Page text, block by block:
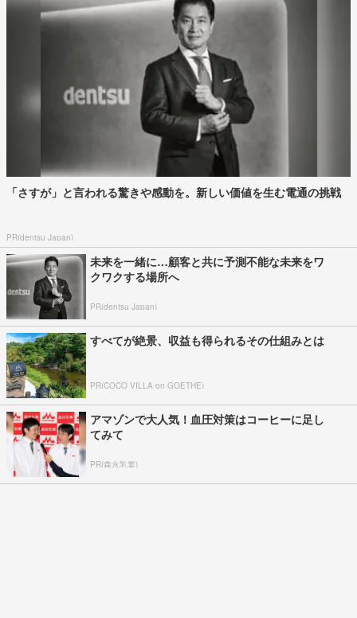
「さすが」と言われる驚きや感動を。新しい価値を生む電通の挑戦
PR(dentsu Japan)
未来を一緒に…顧客と共に予測不能な未来をワ
クワクする場所へ
PR(dentsu Japan)
すべてが絶景、収益も得られるその仕組みとは
PR(COCO VILLA on GOETHE)
アマゾンで大人気！血圧対策はコーヒーに足し
てみて
PR(森永乳業)